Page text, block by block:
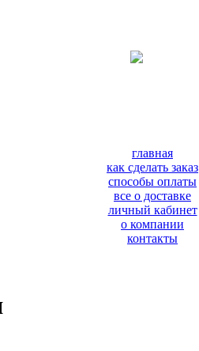
главная
как сделать заказ
способы оплаты
все о доставке
личный кабинет
о компании
контакты